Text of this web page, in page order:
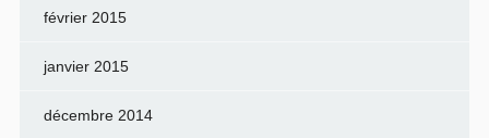
février 2015
janvier 2015
décembre 2014